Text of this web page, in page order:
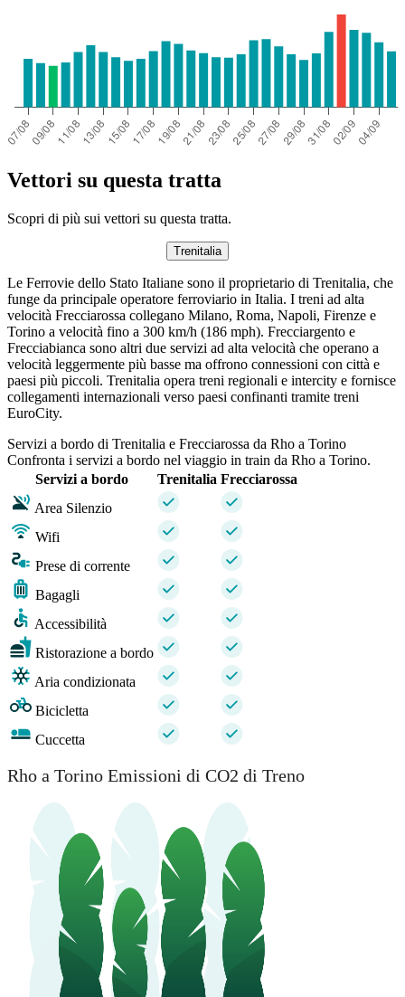
Vettori su questa tratta
Scopri di più sui vettori su questa tratta.
Trenitalia
Le Ferrovie dello Stato Italiane sono il proprietario di Trenitalia, che
funge da principale operatore ferroviario in Italia. I treni ad alta
velocità Frecciarossa collegano Milano, Roma, Napoli, Firenze e
Torino a velocità fino a 300 km/h (186 mph). Frecciargento e
Frecciabianca sono altri due servizi ad alta velocità che operano a
velocità leggermente più basse ma offrono connessioni con città e
paesi più piccoli. Trenitalia opera treni regionali e intercity e fornisce
collegamenti internazionali verso paesi confinanti tramite treni
EuroCity.
Servizi a bordo di Trenitalia e Frecciarossa da Rho a Torino
Confronta i servizi a bordo nel viaggio in train da Rho a Torino.
Servizi a bordo
Trenitalia Frecciarossa
Area Silenzio
Wifi
Prese di corrente
Bagagli
Accessibilità
Ristorazione a bordo
Aria condizionata
Bicicletta
Cuccetta
Rho a Torino Emissioni di CO2 di Treno